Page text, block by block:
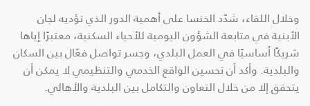
وخلال اللقاء، شدّد الخنسا على أهمية الدور الذي تؤديه لجان
الأبنية في متابعة الشؤون اليومية للأحياء السكنية، معتبرًا إياها
شريكًا أساسيًا في العمل البلدي، وجسر تواصل فعّال بين السكان
والبلدية. وأكد أن تحسين الواقع الخدمي والتنظيمي لا يمكن أن
يتحقق إلا من خلال التعاون والتكامل بين البلدية والأهالي.